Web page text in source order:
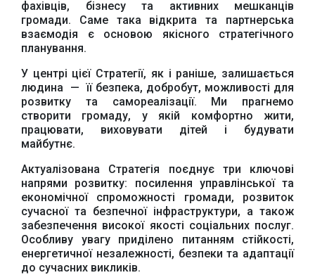
фахівців, бізнесу та активних мешканців
громади. Саме така відкрита та партнерська
взаємодія є основою якісного стратегічного
планування.
У центрі цієї Стратегії, як і раніше, залишається
людина — її безпека, добробут, можливості для
розвитку та самореалізації. Ми прагнемо
створити громаду, у якій комфортно жити,
працювати, виховувати дітей і будувати
майбутнє.
Актуалізована Стратегія поєднує три ключові
напрями розвитку: посилення управлінської та
економічної спроможності громади, розвиток
сучасної та безпечної інфраструктури, а також
забезпечення високої якості соціальних послуг.
Особливу увагу приділено питанням стійкості,
енергетичної незалежності, безпеки та адаптації
до сучасних викликів.
Офіційний веб-сайт
Верховної Ради
України
представництво
Президента України
Урядовий портал
Київська обласна
державна адміністрація